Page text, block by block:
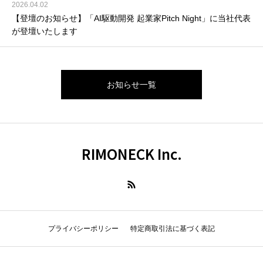
2026.04.02
【登壇のお知らせ】「AI駆動開発 起業家Pitch Night」に当社代表
が登壇いたします
お知らせ一覧
RIMONECK Inc.
プライバシーポリシー 特定商取引法に基づく表記